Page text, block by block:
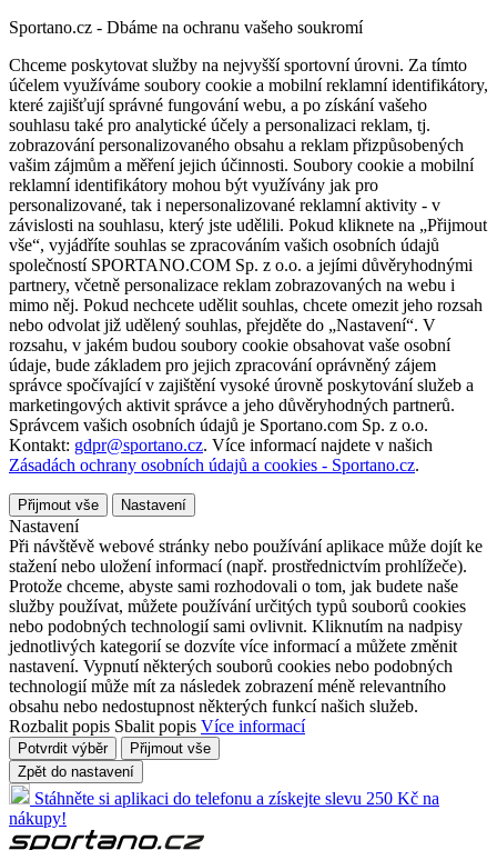
Sportano.cz - Dbáme na ochranu vašeho soukromí
Chceme poskytovat služby na nejvyšší sportovní úrovni. Za tímto
účelem využíváme soubory cookie a mobilní reklamní identifikátory,
které zajišťují správné fungování webu, a po získání vašeho
souhlasu také pro analytické účely a personalizaci reklam, tj.
zobrazování personalizovaného obsahu a reklam přizpůsobených
vašim zájmům a měření jejich účinnosti. Soubory cookie a mobilní
reklamní identifikátory mohou být využívány jak pro
personalizované, tak i nepersonalizované reklamní aktivity - v
závislosti na souhlasu, který jste udělili. Pokud kliknete na „Přijmout
vše“, vyjádříte souhlas se zpracováním vašich osobních údajů
společností SPORTANO.COM Sp. z o.o. a jejími důvěryhodnými
partnery, včetně personalizace reklam zobrazovaných na webu i
mimo něj. Pokud nechcete udělit souhlas, chcete omezit jeho rozsah
nebo odvolat již udělený souhlas, přejděte do „Nastavení“. V
rozsahu, v jakém budou soubory cookie obsahovat vaše osobní
údaje, bude základem pro jejich zpracování oprávněný zájem
správce spočívající v zajištění vysoké úrovně poskytování služeb a
marketingových aktivit správce a jeho důvěryhodných partnerů.
Správcem vašich osobních údajů je Sportano.com Sp. z o.o.
Kontakt: gdpr@sportano.cz. Více informací najdete v našich
Zásadách ochrany osobních údajů a cookies - Sportano.cz.
Přijmout vše Nastavení
Nastavení
Při návštěvě webové stránky nebo používání aplikace může dojít ke
stažení nebo uložení informací (např. prostřednictvím prohlížeče).
Protože chceme, abyste sami rozhodovali o tom, jak budete naše
služby používat, můžete používání určitých typů souborů cookies
nebo podobných technologií sami ovlivnit. Kliknutím na nadpisy
jednotlivých kategorií se dozvíte více informací a můžete změnit
nastavení. Vypnutí některých souborů cookies nebo podobných
technologií může mít za následek zobrazení méně relevantního
obsahu nebo nedostupnost některých funkcí našich služeb.
Rozbalit popis Sbalit popis Více informací
Potvrdit výběr
Přijmout vše
Zpět do nastavení
Stáhněte si aplikaci do telefonu a získejte slevu 250 Kč na
nákupy!